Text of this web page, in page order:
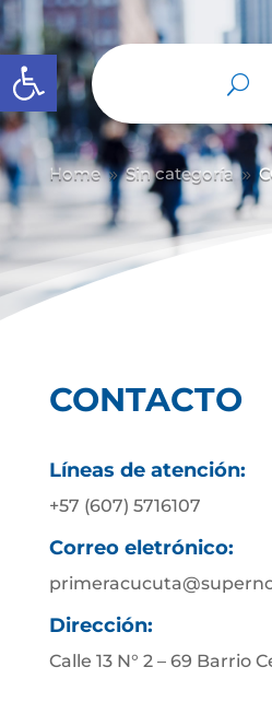
Abrir barra de herramientas
Home 9 Sin categoría 9
CONTACTO
Líneas de atención:
+57 (607) 5716107
Correo eletrónico:
Dirección:
Calle 13 N° 2 – 69 Barrio